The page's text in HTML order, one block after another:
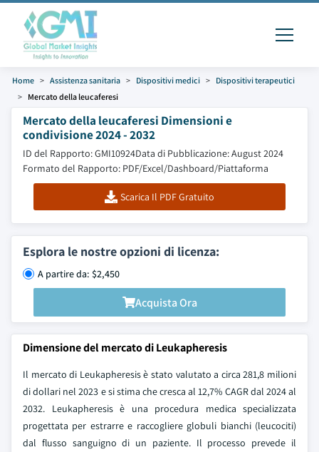
Home Assistenza sanitaria Dispositivi medici
Dispositivi terapeutici
Mercato della leucaferesi
Mercato della leucaferesi Dimensioni e
condivisione 2024 - 2032
ID del Rapporto: GMI10924Data di Pubblicazione: August 2024
Formato del Rapporto: PDF/Excel/Dashboard/Piattaforma
Scarica Il PDF Gratuito
Esplora le nostre opzioni di licenza:
A partire da: $2,450
Acquista Ora
Dimensione del mercato di Leukapheresis
Il mercato di Leukapheresis è stato valutato a circa 281,8 milioni
di dollari nel 2023 e si stima che cresca al 12,7% CAGR dal 2024 al
2032. Leukapheresis è una procedura medica specializzata
progettata per estrarre e raccogliere globuli bianchi (leucociti)
dal flusso sanguigno di un paziente. Il processo prevede il